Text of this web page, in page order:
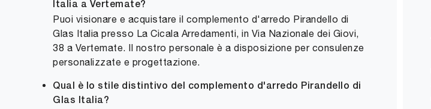
Italia a Vertemate?
Puoi visionare e acquistare il complemento d'arredo Pirandello di
Glas Italia presso La Cicala Arredamenti, in Via Nazionale dei Giovi,
38 a Vertemate. Il nostro personale è a disposizione per consulenze
personalizzate e progettazione.
Qual è lo stile distintivo del complemento d'arredo Pirandello di
Glas Italia?